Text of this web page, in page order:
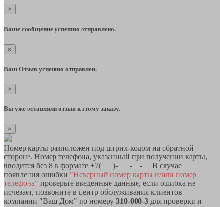
×
Ваше сообщение успешно отправлено.
×
Ваш Отзыв успешно отправлен.
×
Вы уже оставляли отзыв к этому заказу.
×
Номер карты разположен под штрих-кодом на обратной
стороне. Номер телефона, указанный при получении карты,
вводится без 8 в формате +7(___)-___-__-__ В случае
появления ошибки "Неверный номер карты и/или номер
телефона" проверьте введенные данные, если ошибка не
исчезает, позвоните в центр обслуживания клиентов
компании "Ваш Дом" по номеру 310-000-3 для проверки и